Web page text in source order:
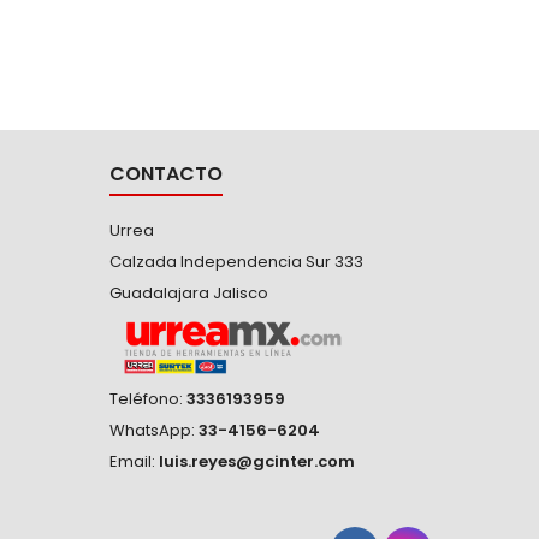
CONTACTO
Urrea
Calzada Independencia Sur 333
Guadalajara Jalisco
Teléfono: 3336193959
WhatsApp: 33-4156-6204
Email: luis.reyes@gcinter.com